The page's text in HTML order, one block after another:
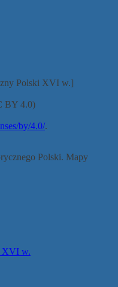
Polski XVI w.]
BY 4.0)
by/4.0/.
Polski. Mapy
XVI w.